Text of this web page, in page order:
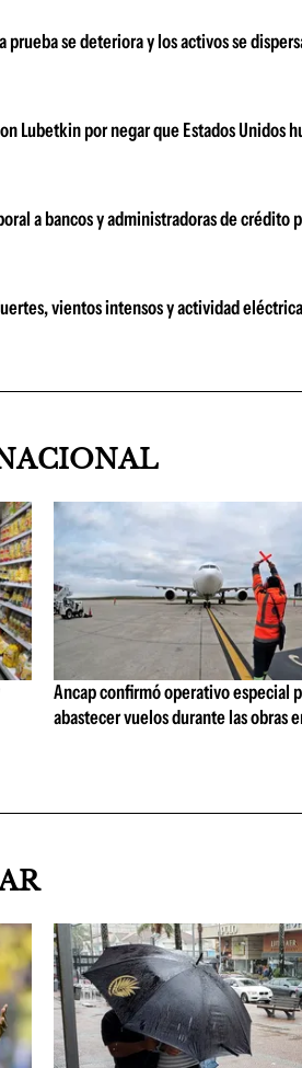
se deteriora y los activos se
Lubetkin por negar que Estados Unidos
a bancos y administradoras de crédito
vientos intensos y actividad eléctrica
Ancap confirmó operativo especial
abastecer vuelos durante las obras